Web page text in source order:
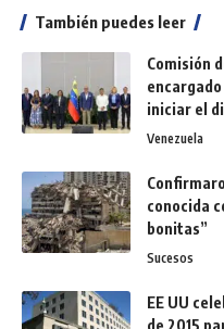
También puedes leer
Comisión
iniciar el
Venezuela
conocida
bonitas”
Sucesos
EE UU
de 2015